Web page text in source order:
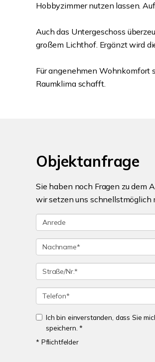
Hobbyzimmer nutzen lassen.
Auch das Untergeschoss
großem Lichthof. Ergänzt wird
Für angenehmen Wohnkomfort
Raumklima schafft.
Objektanfrage
Sie haben noch Fragen zu dem
wir setzen uns schnellstmöglich
Ich bin einverstanden, dass Sie
speichern. *
* Pflichtfelder